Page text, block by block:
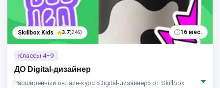
Skillbox Kids 3.7(246) 16 мес.
Классы 4–9
ДО Digital-дизайнер
Расширенный онлайн-курс «Digital-дизайнер» от Skillbox